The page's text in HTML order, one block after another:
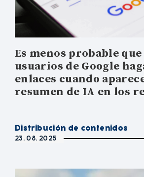
Es menos probable
usuarios de Google
enlaces cuando
resumen de IA en los
Distribución de contenidos
23. 08. 2025